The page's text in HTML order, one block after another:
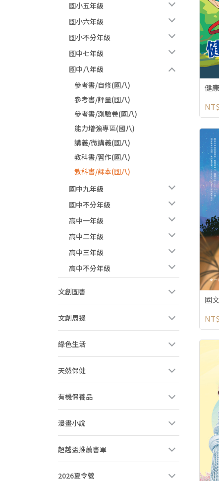
國小五年級
國小六年級
國小不分年級
國中七年級
國中八年級
參考書/自修(國八)
參考書/評量(國八)
參考書/測驗卷(國八)
能力增強專區(國八)
講義/微講義(國八)
教科書/習作(國八)
教科書/課本(國八)
國中九年級
國中不分年級
高中一年級
高中二年級
高中三年級
高中不分年級
文創圖書
文創周邊
綠色生活
天然保健
有機保養品
漫畫小說
超越盃推薦書單
2026夏令營
健
國